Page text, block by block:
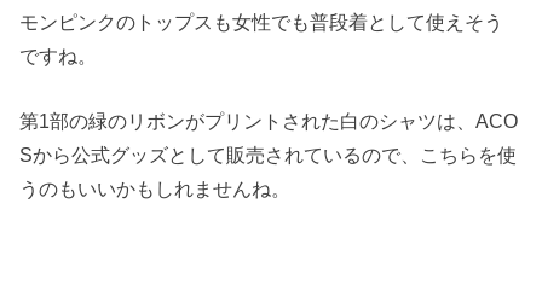
モンピンクのトップスも女性でも普段着として使えそう
ですね。
第1部の緑のリボンがプリントされた白のシャツは、ACO
Sから公式グッズとして販売されているので、こちらを使
うのもいいかもしれませんね。